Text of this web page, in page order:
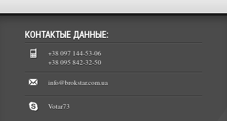
КОНТАКТЫЕ ДАННЫЕ:
+38 097 144-53-06
+38 095 842-32-50
info@brokstar.com.ua
Votar73